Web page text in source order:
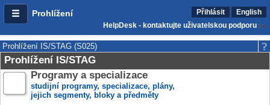
Prohlížení Přihlásit
English
HelpDesk - kontaktujte uživatelskou podporu
Prohlížení IS/STAG (S025)
Prohlížení IS/STAG
Programy a specializace
studijní programy, specializace, plány,
jejich segmenty, bloky a předměty